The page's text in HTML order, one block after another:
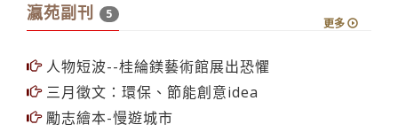
瀛苑副刊 5
更多
人物短波--桂綸鎂藝術館展出恐懼
三月徵文：環保、節能創意idea
勵志繪本-慢遊城市